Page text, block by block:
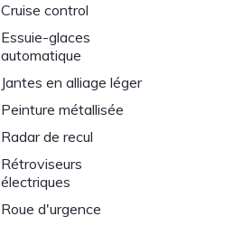
Cruise control
Essuie-glaces
automatique
Jantes en alliage léger
Peinture métallisée
Radar de recul
Rétroviseurs
électriques
Roue d'urgence